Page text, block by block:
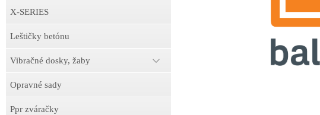
X-SERIES
Leštičky betónu
Vibračné dosky, žaby
Opravné sady
Ppr zváračky